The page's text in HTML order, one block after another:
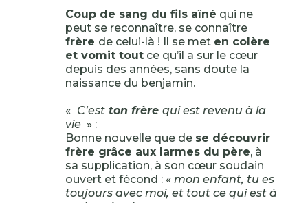
Coup de sang du fils aîné qui ne
peut se reconnaître, se connaître
frère de celui-là ! Il se met en colère
et vomit toutce qu’il a sur le cœur
depuis des années, sans doute la
naissance du benjamin.
« C’estton frère qui est revenu à la
vie» :
Bonne nouvelle que de se découvrir
frère grâce aux larmes du père, à
sa supplication, à son cœur soudain
ouvert et fécond : « mon enfant, tu es
toujours avec moi, et tout ce qui est à